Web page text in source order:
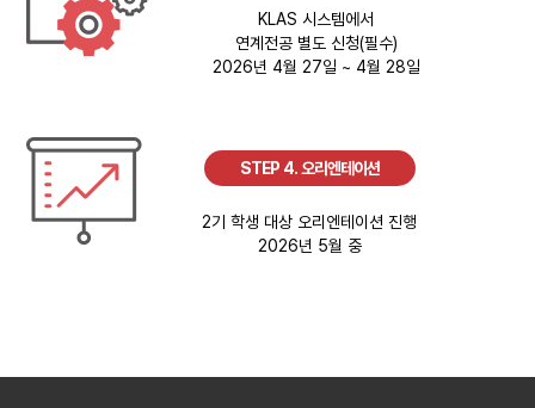
KLAS 시스템에서
연계전공 별도 신청(필수)
2026년 4월 27일 ~ 4월 28일
STEP 4. 오리엔테이션
2기 학생 대상 오리엔테이션 진행
2026년 5월 중